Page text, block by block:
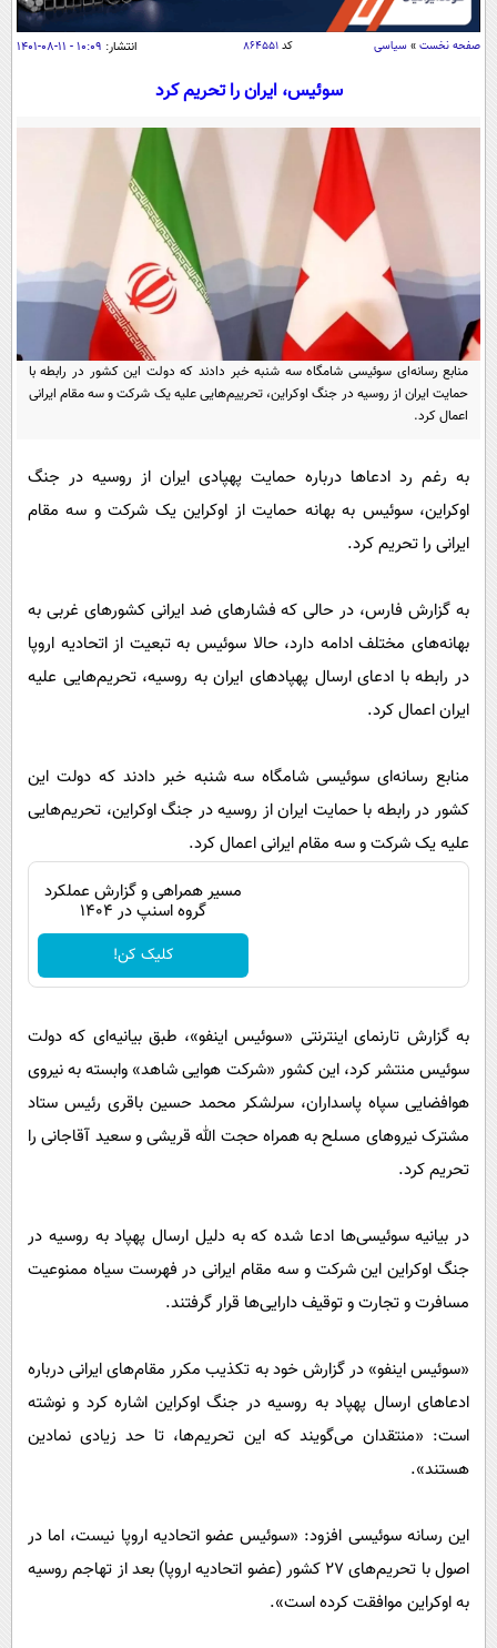
اقتصاد
اقتصادی
جامعه
محیط زیست
سفر و تفریح
فناوری و It
علمی
اخبار کریپتو
قرآن
گوناگون
سرگرمی
باشگاه مغز
فیلم
اقتصاد
سرگرمی
محیط زیست
اجتماعی
عصر ایران 2
پیامک
صفحه نخست » سیاسی کد ۸۶۴۵۵۱ انتشار: ۱۰:۰۹ - ۱۱-۰۸-۱۴۰۱
سوئیس، ایران را تحریم کرد
منابع رسانه‌ای سوئیسی شامگاه سه شنبه خبر دادند که دولت این کشور در رابطه با
حمایت ایران از روسیه در جنگ اوکراین، تحرییم‌هایی علیه یک شرکت و سه مقام ایرانی
اعمال کرد.
به رغم رد ادعا‌ها درباره حمایت پهپادی ایران از روسیه در جنگ
اوکراین، سوئیس به بهانه حمایت از اوکراین یک شرکت و سه مقام
ایرانی را تحریم کرد.
به گزارش فارس، در حالی که فشار‌های ضد ایرانی کشور‌های غربی به
بهانه‌های مختلف ادامه دارد، حالا سوئیس به تبعیت از اتحادیه اروپا
در رابطه با ادعای ارسال پهپاد‌های ایران به روسیه، تحریم‌هایی علیه
ایران اعمال کرد.
منابع رسانه‌ای سوئیسی شامگاه سه شنبه خبر دادند که دولت این
کشور در رابطه با حمایت ایران از روسیه در جنگ اوکراین، تحریم‌هایی
علیه یک شرکت و سه مقام ایرانی اعمال کرد.
مسیر همراهی و گزارش عملکرد
گروه اسنپ در ۱۴۰۴
کلیک کن!
به گزارش تارنمای اینترنتی «سوئیس اینفو»، طبق بیانیه‌ای که دولت
سوئیس منتشر کرد، این کشور «شرکت هوایی شاهد» وابسته به نیروی
هوافضایی سپاه پاسداران، سرلشکر محمد حسین باقری رئیس ستاد
مشترک نیرو‌های مسلح به همراه حجت الله قریشی و سعید آقاجانی را
تحریم کرد.
در بیانیه سوئیسی‌ها ادعا شده که به دلیل ارسال پهپاد به روسیه در
جنگ اوکراین این شرکت و سه مقام ایرانی در فهرست سیاه ممنوعیت
مسافرت و تجارت و توقیف دارایی‌ها قرار گرفتند.
«سوئیس اینفو» در گزارش خود به تکذیب مکرر مقام‌های ایرانی درباره
ادعا‌های ارسال پهپاد به روسیه در جنگ اوکراین اشاره کرد و نوشته
است: «منتقدان می‌گویند که این تحریم‌ها، تا حد زیادی نمادین
هستند».
این رسانه سوئیسی افزود: «سوئیس عضو اتحادیه اروپا نیست، اما در
اصول با تحریم‌های ۲۷ کشور (عضو اتحادیه اروپا) بعد از تهاجم روسیه
به اوکراین موافقت کرده است».